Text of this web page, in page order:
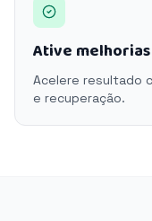
Ative
Acelere resultado
e recuperação.